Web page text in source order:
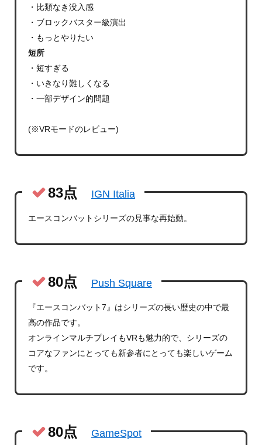
・比類なき没入感
・ブロックバスター級演出
・もっとやりたい
短所
・短すぎる
・いきなり難しくなる
・一部デザイン的問題
(※VRモードのレビュー)
83点 IGN Italia
エースコンバットシリーズの見事な再始動。
80点 Push Square
『エースコンバット7』はシリーズの長い歴史の中で最
高の作品です。
オンラインマルチプレイもVRも魅力的で、シリーズの
コアなファンにとっても新参者にとっても楽しいゲーム
です。
80点 GameSpot